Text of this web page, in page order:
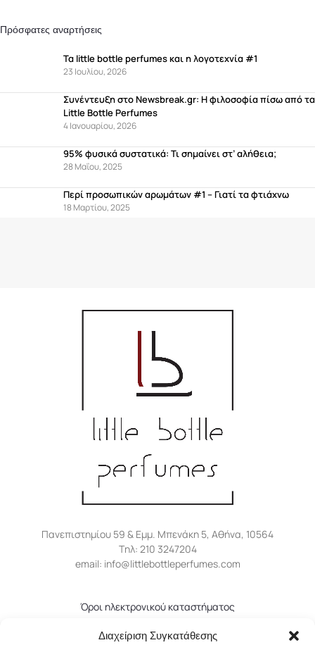
Διαχείριση Συγκατάθεσης
Πρόσφατες αναρτήσεις
Τα little bottle perfumes και η λογοτεχνία #1
23 Ιουλίου, 2026
Συνέντευξη στο Newsbreak.gr: Η φιλοσοφία πίσω από τα
Little Bottle Perfumes
4 Ιανουαρίου, 2026
95% φυσικά συστατικά: Τι σημαίνει στ’ αλήθεια;
28 Μαΐου, 2025
Περί προσωπικών αρωμάτων #1 – Γιατί τα φτιάχνω
18 Μαρτίου, 2025
Πανεπιστημίου 59 & Εμμ. Μπενάκη 5, Αθήνα, 10564
Tηλ: 210 3247204
email: info@littlebottleperfumes.com
Όροι ηλεκτρονικού καταστήματος
Πολιτική επιστροφών